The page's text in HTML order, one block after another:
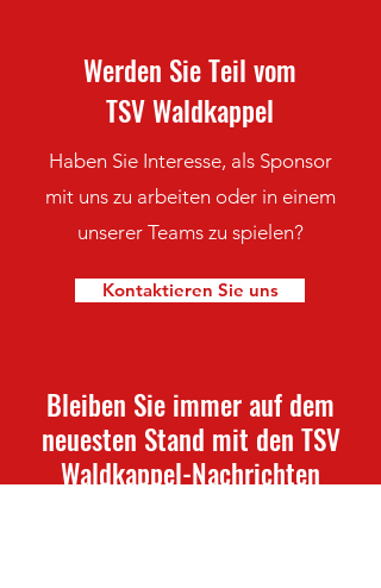
Werden Sie Teil vom
TSV Waldkappel
Haben Sie Interesse, als Sponsor
mit uns zu arbeiten oder in einem
unserer Teams zu spielen?
Kontaktieren Sie uns
Bleiben Sie immer auf dem
neuesten Stand mit den TSV
Waldkappel-Nachrichten